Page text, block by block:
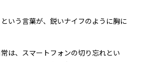
という言葉が、鋭いナイフのように胸に
は、スマートフォンの切り忘れとい